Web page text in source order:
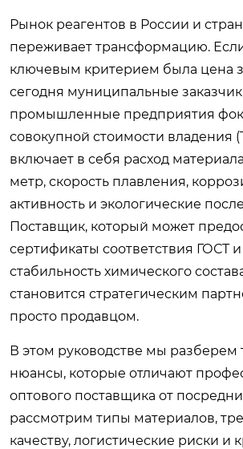
Рынок реагентов в России и
переживает трансформацию.
ключевым критерием была цена
сегодня муниципальные
промышленные предприятия
совокупной стоимости владения
включает в себя расход
метр, скорость плавления,
активность и экологические
Поставщик, который может
сертификаты соответствия ГОСТ и
стабильность химического
становится стратегическим
просто продавцом.
В этом руководстве мы разберем
нюансы, которые отличают
оптового поставщика от
рассмотрим типы материалов,
качеству, логистические риски и